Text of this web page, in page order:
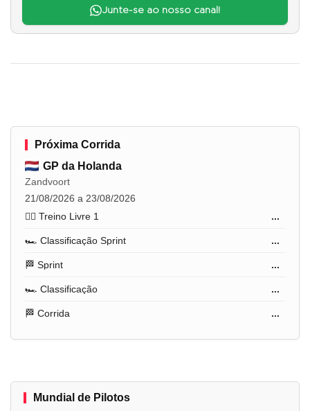
Junte-se ao nosso canal!
Próxima Corrida
GP da Holanda
Zandvoort
21/08/2026 a 23/08/2026
🏋️‍♂️ Treino Livre 1
...
🏎️ Classificação Sprint ...
🏁 Sprint ...
🏎️ Classificação ...
🏁 Corrida ...
Mundial de Pilotos